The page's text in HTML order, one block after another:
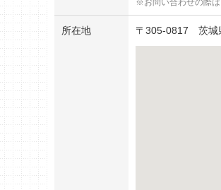
所在地 〒 305-0817 茨城